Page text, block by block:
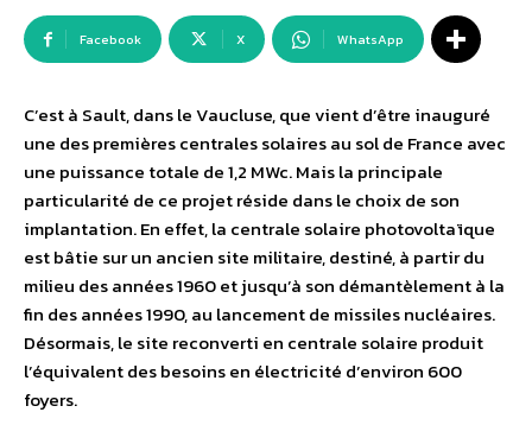
Facebook X WhatsApp
C’est à Sault, dans le Vaucluse, que vient d’être inauguré
une des premières centrales solaires au sol de France avec
une puissance totale de 1,2 MWc. Mais la principale
particularité de ce projet réside dans le choix de son
implantation. En effet, la centrale solaire photovoltaïque
est bâtie sur un ancien site militaire, destiné, à partir du
milieu des années 1960 et jusqu’à son démantèlement à la
fin des années 1990, au lancement de missiles nucléaires.
Désormais, le site reconverti en centrale solaire produit
l’équivalent des besoins en électricité d’environ 600
foyers.